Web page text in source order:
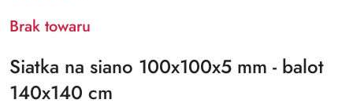
Brak towaru
Siatka na siano 100x100x5 mm - balot
140x140 cm